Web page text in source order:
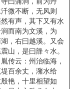
微不断，无风则
有声，其下又有水
而南为文溪，为
，右曰越溪。又会
山，是曰韸々水。
传云：州治临海，
百余丈，潴水给
艳，十里相望如